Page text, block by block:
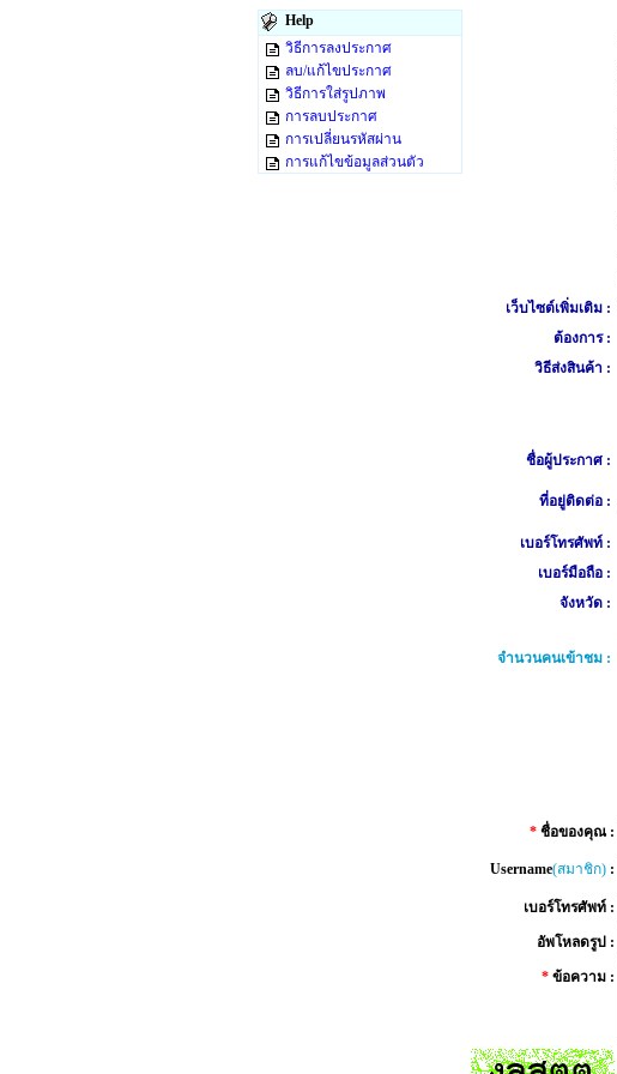
Help
วิธีการลงประกาศ
ลบ/แก้ไขประกาศ
วิธีการใส่รูปภาพ
การลบประกาศ
การเปลี่ยนรหัสผ่าน
การแก้ไขข้อมูลส่วนตัว
เว็บไซต์เพิ่มเติม :
ต้องการ :
วิธีส่งสินค้า :
ชื่อผู้ประกาศ :
ที่อยู่ติดต่อ :
เบอร์โทรศัพท์ :
เบอร์มือถือ :
จังหวัด :
จำนวนคนเข้าชม :
* ชื่อของคุณ :
Username(สมาชิก) :
เบอร์โทรศัพท์ :
อัพโหลดรูป :
* ข้อความ :